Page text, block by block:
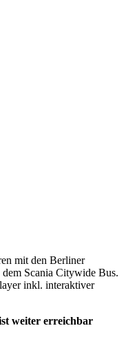
mit den Berliner
Scania Citywide Bus.
inkl. interaktiver
weiter erreichbar